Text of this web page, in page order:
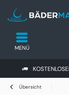
MENÜ
Übersicht